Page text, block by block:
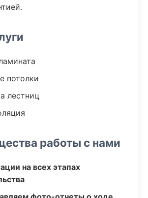
потолки
лестниц
работы с нами
на всех этапах